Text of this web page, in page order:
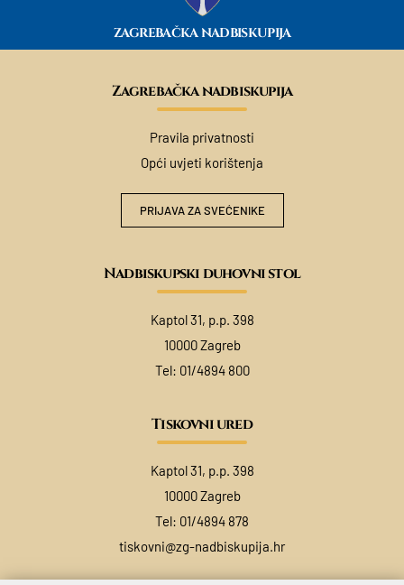
ZAGREBAČKA NADBISKUPIJA
Zagrebačka nadbiskupija
Pravila privatnosti
Opći uvjeti korištenja
PRIJAVA ZA SVEĆENIKE
Nadbiskupski duhovni stol
Kaptol 31, p.p. 398
10000 Zagreb
Tel: 01/4894 800
Tiskovni ured
Kaptol 31, p.p. 398
10000 Zagreb
Tel: 01/4894 878
tiskovni@zg-nadbiskupija.hr